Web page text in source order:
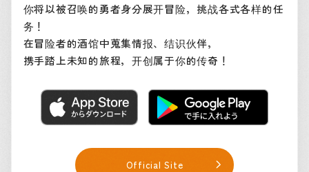
你将以被召唤的勇者身分展开冒险，挑战各式各样的任
务！
在冒险者的酒馆中蒐集情报、结识伙伴，
携手踏上未知的旅程，开创属于你的传奇！
Official Site